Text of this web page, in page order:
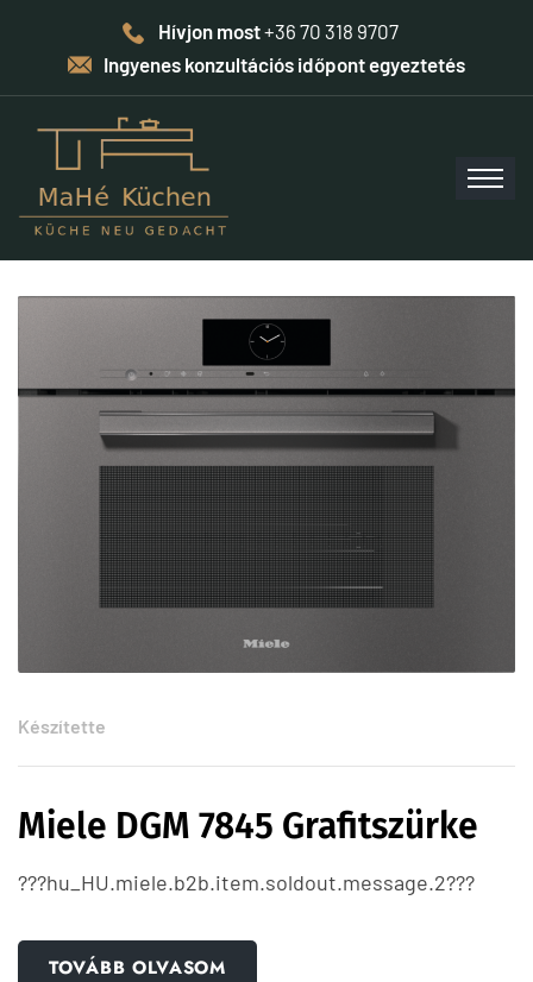
Hívjon most+36 70 318 9707
Ingyenes konzultációs időpont egyeztetés
Készítette
Miele DGM 7845 Grafitszürke
???hu_HU.miele.b2b.item.soldout.message.2???
TOVÁBB OLVASOM